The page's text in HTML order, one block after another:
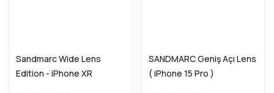
Sandmarc Wide Lens
Edition - iPhone XR
SANDMARC Geniş Açı Lens
( iPhone 15 Pro )